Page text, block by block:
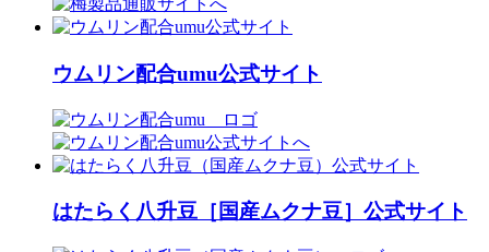
ウムリン配合umu公式サイト
はたらく八升豆［国産ムクナ豆］公式サイト